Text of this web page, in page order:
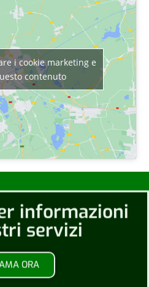
i cookie marketing e
contenuto
informazioni
servizi
ORA